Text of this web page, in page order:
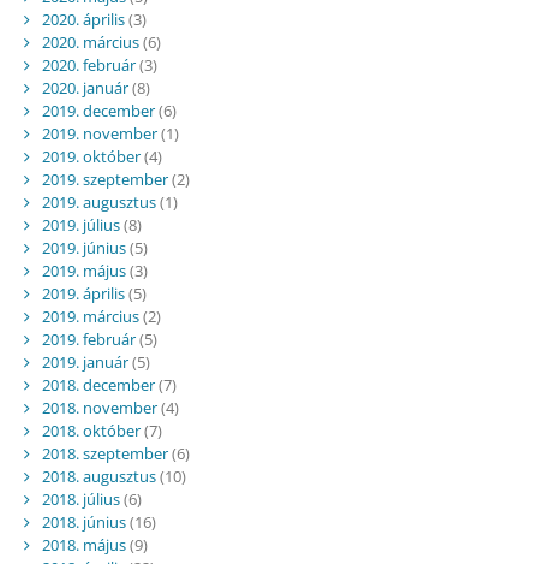
2020. április(3)
2020. március(6)
2020. február(3)
2020. január(8)
2019. december(6)
2019. november(1)
2019. október(4)
2019. szeptember(2)
2019. augusztus(1)
2019. július(8)
2019. június(5)
2019. május(3)
2019. április(5)
2019. március(2)
2019. február(5)
2019. január(5)
2018. december(7)
2018. november(4)
2018. október(7)
2018. szeptember(6)
2018. augusztus(10)
2018. július(6)
2018. június(16)
2018. május(9)